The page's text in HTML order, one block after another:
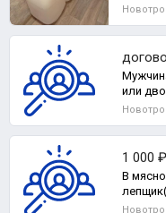
или
на
1 000 ₽
В